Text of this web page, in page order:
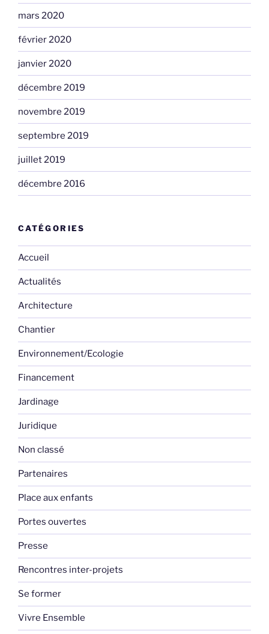
mars 2020
février 2020
janvier 2020
décembre 2019
novembre 2019
septembre 2019
juillet 2019
décembre 2016
CATÉGORIES
Accueil
Actualités
Architecture
Chantier
Environnement/Ecologie
Financement
Jardinage
Juridique
Non classé
Partenaires
Place aux enfants
Portes ouvertes
Presse
Rencontres inter-projets
Se former
Vivre Ensemble